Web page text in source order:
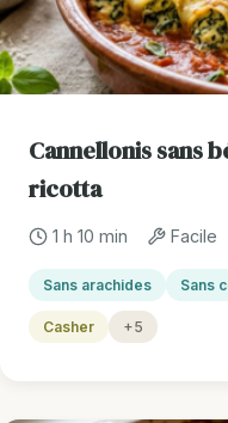
Cannellonis sans
ricotta
1 h 10 min Facile
Sans arachides Sans
Casher +5